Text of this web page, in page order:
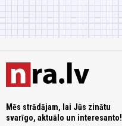
Mēs strādājam, lai Jūs zinātu
svarīgo, aktuālo un interesanto!